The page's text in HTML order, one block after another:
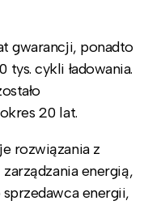
gwarancji, ponadto
cykli ładowania.
20 lat.
rozwiązania z
energią,
energii,